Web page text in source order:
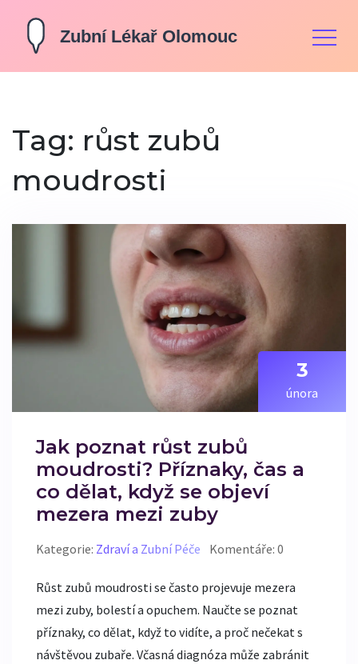
Tag: růst zubů
moudrosti
3
února
Jak poznat růst zubů
moudrosti? Příznaky, čas a
co dělat, když se objeví
mezera mezi zuby
Kategorie: Zdraví a Zubní Péče Komentáře: 0
Růst zubů moudrosti se často projevuje mezera
mezi zuby, bolestí a opuchem. Naučte se poznat
příznaky, co dělat, když to vidíte, a proč nečekat s
návštěvou zubaře. Včasná diagnóza může zabránit